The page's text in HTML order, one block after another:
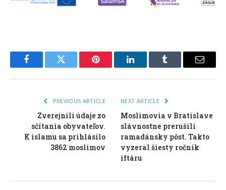
FacebookTwitter Pinterest LinkedInTumblr Email
PREVIOUS ARTICLE
Zverejnili údaje zo
sčítania obyvateľov.
K islamu sa prihlásilo
3862 moslimov
NEXT ARTICLE
Moslimovia v Bratislave
slávnostne prerušili
ramadánsky pôst. Takto
vyzeral šiesty ročník
iftáru